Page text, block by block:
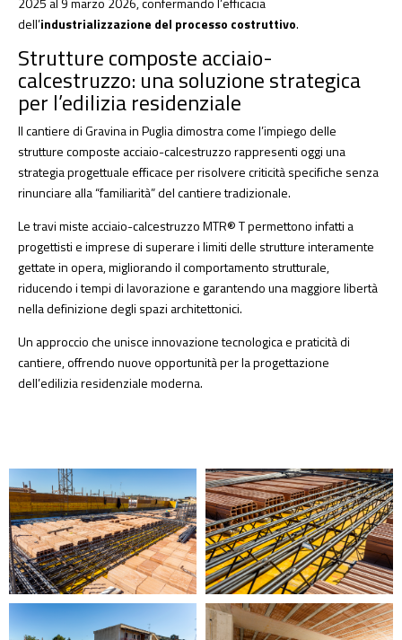
dell’industrializzazione del processo costruttivo.
Strutture composte acciaio-
calcestruzzo: una soluzione strategica
per l’edilizia residenziale
Il cantiere di Gravina in Puglia dimostra come l’impiego delle
strutture composte acciaio-calcestruzzo rappresenti oggi una
strategia progettuale efficace per risolvere criticità specifiche senza
rinunciare alla “familiarità” del cantiere tradizionale.
Le travi miste acciaio-calcestruzzo MTR® T permettono infatti a
progettisti e imprese di superare i limiti delle strutture interamente
gettate in opera, migliorando il comportamento strutturale,
riducendo i tempi di lavorazione e garantendo una maggiore libertà
nella definizione degli spazi architettonici.
Un approccio che unisce innovazione tecnologica e praticità di
cantiere, offrendo nuove opportunità per la progettazione
dell’edilizia residenziale moderna.